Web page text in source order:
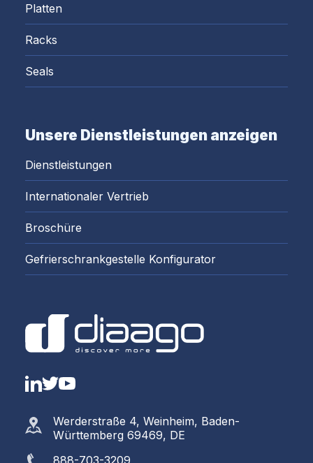
Platten
Racks
Seals
Unsere Dienstleistungen anzeigen
Dienstleistungen
Internationaler Vertrieb
Broschüre
Gefrierschrankgestelle Konfigurator
LinkedIn
Twitter
YouTube
Werderstraße 4, Weinheim, Baden-
Württemberg 69469, DE
888-703-3209